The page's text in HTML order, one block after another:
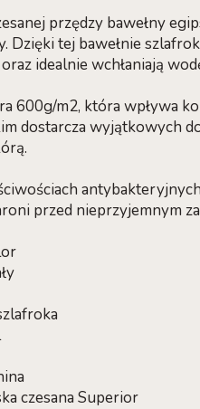
przędzy bawełny
Dzięki tej bawełnie
idealnie wchłaniają
600g/m2, która wpływa
dostarcza wyjątkowych
przed nieprzyjemnym
czesana Superior